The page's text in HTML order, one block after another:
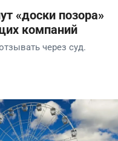
«доски позора»
компаний
через суд.